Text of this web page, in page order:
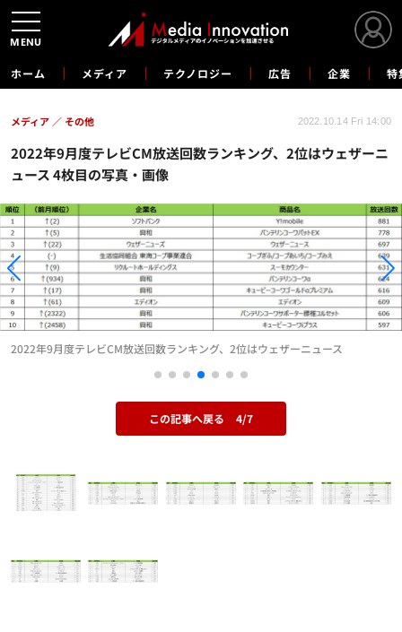
ホーム メディア テクノロジー 広告 企業 特
2022年9月度テレビCM放送回数ランキング、2位はウェザーニ
ュース 4枚目の写真・画像
メディア その他 2022.10.14 Fri 14:00
2022年9月度テレビCM放送回数ランキング、2位はウェザーニュース
この記事へ戻る 4/7
MENU